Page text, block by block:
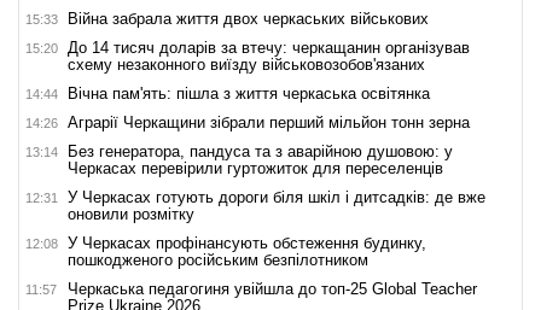
15:33 Війна забрала життя двох черкаських військових
15:20
До 14 тисяч доларів за втечу: черкащанин організував
схему незаконного виїзду військовозобов'язаних
14:44 Вічна пам'ять: пішла з життя черкаська освітянка
14:26 Аграрії Черкащини зібрали перший мільйон тонн зерна
13:14
Без генератора, пандуса та з аварійною душовою: у
Черкасах перевірили гуртожиток для переселенців
12:31
У Черкасах готують дороги біля шкіл і дитсадків: де вже
оновили розмітку
12:08
У Черкасах профінансують обстеження будинку,
пошкодженого російським безпілотником
11:57
Черкаська педагогиня увійшла до топ-25 Global Teacher
Prize Ukraine 2026